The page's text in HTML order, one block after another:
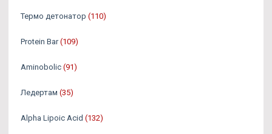
Термо детонатор (110)
Protein Bar (109)
Aminobolic (91)
Ледертам (35)
Alpha Lipoic Acid (132)